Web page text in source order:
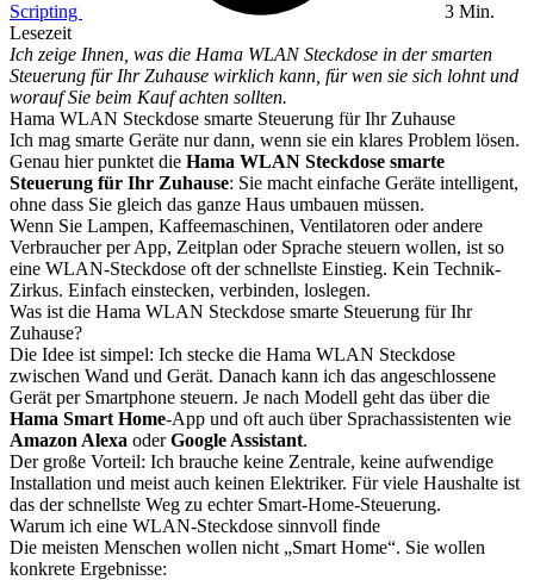
Scripting
3 Min.
Lesezeit
Ich zeige Ihnen, was die Hama WLAN Steckdose in der smarten
Steuerung für Ihr Zuhause wirklich kann, für wen sie sich lohnt und
worauf Sie beim Kauf achten sollten.
Hama WLAN Steckdose smarte Steuerung für Ihr Zuhause
Ich mag smarte Geräte nur dann, wenn sie ein klares Problem lösen.
Genau hier punktet die Hama WLAN Steckdose smarte
Steuerung für Ihr Zuhause: Sie macht einfache Geräte intelligent,
ohne dass Sie gleich das ganze Haus umbauen müssen.
Wenn Sie Lampen, Kaffeemaschinen, Ventilatoren oder andere
Verbraucher per App, Zeitplan oder Sprache steuern wollen, ist so
eine WLAN-Steckdose oft der schnellste Einstieg. Kein Technik-
Zirkus. Einfach einstecken, verbinden, loslegen.
Was ist die Hama WLAN Steckdose smarte Steuerung für Ihr
Zuhause?
Die Idee ist simpel: Ich stecke die Hama WLAN Steckdose
zwischen Wand und Gerät. Danach kann ich das angeschlossene
Gerät per Smartphone steuern. Je nach Modell geht das über die
Hama Smart Home-App und oft auch über Sprachassistenten wie
Amazon Alexa oderGoogle Assistant.
Der große Vorteil: Ich brauche keine Zentrale, keine aufwendige
Installation und meist auch keinen Elektriker. Für viele Haushalte ist
das der schnellste Weg zu echter Smart-Home-Steuerung.
Warum ich eine WLAN-Steckdose sinnvoll finde
Die meisten Menschen wollen nicht „Smart Home“. Sie wollen
konkrete Ergebnisse: